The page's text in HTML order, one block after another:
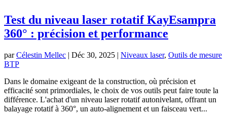
Test du niveau laser rotatif KayEsampra
360° : précision et performance
parCélestin Mellec | Déc 30, 2025 | Niveaux laser, Outils de mesure
BTP
Dans le domaine exigeant de la construction, où précision et
efficacité sont primordiales, le choix de vos outils peut faire toute la
différence. L'achat d'un niveau laser rotatif autonivelant, offrant un
balayage rotatif à 360°, un auto-alignement et un faisceau vert...